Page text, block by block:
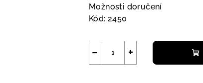
Možnosti doručení
Kód: 2450
+
−